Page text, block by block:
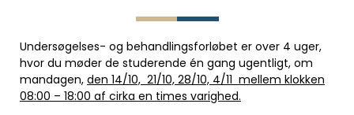
Undersøgelses- og behandlingsforløbet er over 4 uger,
hvor du møder de studerende én gang ugentligt, om
mandagen, den 14/10, 21/10, 28/10, 4/11 mellem klokken
08:00 – 18:00 af cirka en times varighed.